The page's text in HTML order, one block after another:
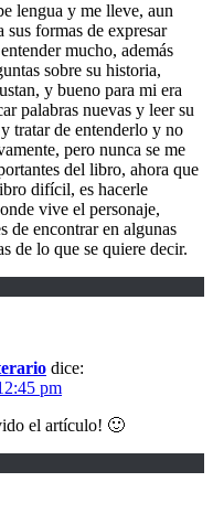
lengua y me lleve, aun
formas de expresar
mucho, además
sobre su historia,
y bueno para mi era
palabras nuevas y leer su
tratar de entenderlo y no
pero nunca se me
del libro, ahora que
difícil, es hacerle
vive el personaje,
de encontrar en algunas
de lo que se quiere decir.
dice:
pm
el artículo! 🙂